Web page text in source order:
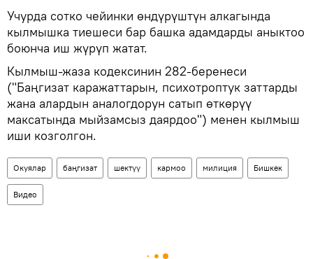
Учурда сотко чейинки өндүрүштүн алкагында
кылмышка тиешеси бар башка адамдарды аныктоо
боюнча иш жүрүп жатат.
Кылмыш-жаза кодексинин 282-беренеси
("Баңгизат каражаттарын, психотроптук заттарды
жана алардын аналогдорун сатып өткөрүү
максатында мыйзамсыз даярдоо") менен кылмыш
иши козголгон.
Окуялар баңгизат шектүү кармоо милиция Бишкек
Видео